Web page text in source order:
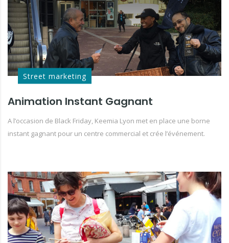
Street marketing
Animation Instant Gagnant
A l’occasion de Black Friday, Keemia Lyon met en place une borne
instant gagnant pour un centre commercial et crée l’événement.